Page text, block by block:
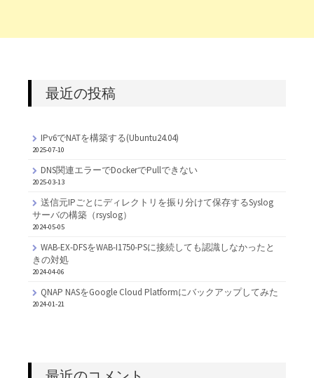
最近の投稿
IPv6でNATを構築する(Ubuntu24.04)
2025-07-10
DNS関連エラーでDockerでPullできない
2025-03-13
送信元IPごとにディレクトリを振り分けて保存するSyslog
サーバの構築（rsyslog）
2024-05-05
WAB-EX-DFSをWAB-I1750-PSに接続しても認識しなかったと
きの対処
2024-04-06
QNAP NASをGoogle Cloud Platformにバックアップしてみた
2024-01-21